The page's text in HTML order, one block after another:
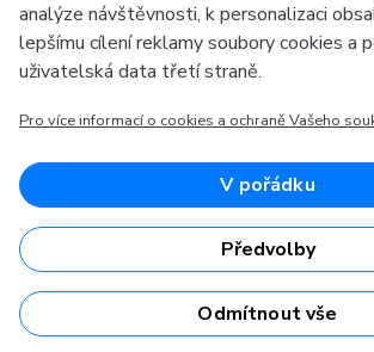
Evropská unie
OP Podnikání a inovace pro
Evropský fond pro regionální rozvoj
Česká mincovna, a.s. © 1993 -
analýze návštěvnosti, k personalizaci
lepšímu cílení reklamy soubory cookies a
uživatelská data třetí straně.
Pro více informací o cookies a ochraně Vašeho
V pořádku
Předvolby
Odmítnout vše